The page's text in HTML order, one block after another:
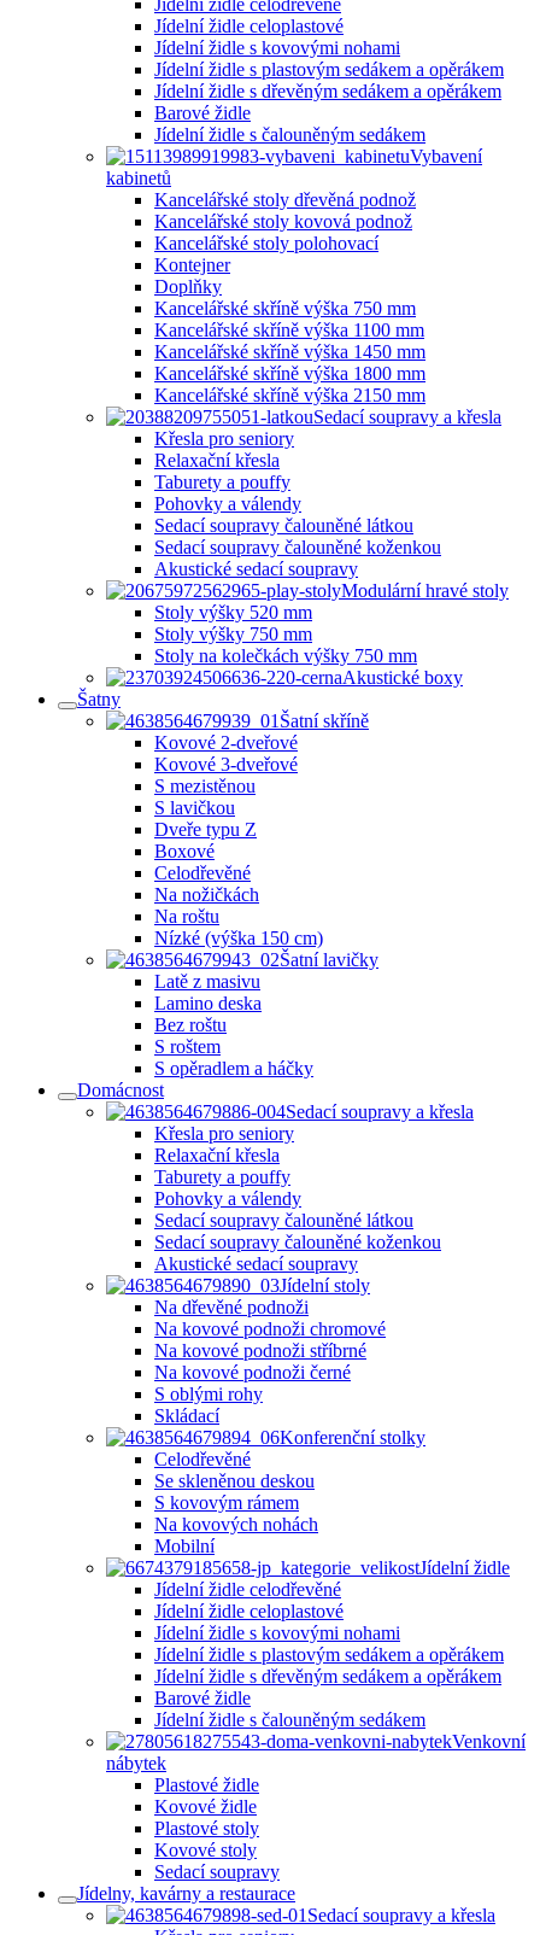
Jídelní židle celodřevěné
Jídelní židle celoplastové
Jídelní židle s kovovými nohami
Jídelní židle s plastovým sedákem a opěrákem
Jídelní židle s dřevěným sedákem a opěrákem
Barové židle
Jídelní židle s čalouněným sedákem
Vybavení
kabinetů
Kancelářské stoly dřevěná podnož
Kancelářské stoly kovová podnož
Kancelářské stoly polohovací
Kontejner
Doplňky
Kancelářské skříně výška 750 mm
Kancelářské skříně výška 1100 mm
Kancelářské skříně výška 1450 mm
Kancelářské skříně výška 1800 mm
Kancelářské skříně výška 2150 mm
Sedací soupravy a křesla
Křesla pro seniory
Relaxační křesla
Taburety a pouffy
Pohovky a válendy
Sedací soupravy čalouněné látkou
Sedací soupravy čalouněné koženkou
Akustické sedací soupravy
Modulární hravé stoly
Stoly výšky 520 mm
Stoly výšky 750 mm
Stoly na kolečkách výšky 750 mm
Akustické boxy
Šatny
Šatní skříně
Kovové 2-dveřové
Kovové 3-dveřové
S mezistěnou
S lavičkou
Dveře typu Z
Boxové
Celodřevěné
Na nožičkách
Na roštu
Nízké (výška 150 cm)
Šatní lavičky
Latě z masivu
Lamino deska
Bez roštu
S roštem
S opěradlem a háčky
Domácnost
Sedací soupravy a křesla
Křesla pro seniory
Relaxační křesla
Taburety a pouffy
Pohovky a válendy
Sedací soupravy čalouněné látkou
Sedací soupravy čalouněné koženkou
Akustické sedací soupravy
Jídelní stoly
Na dřevěné podnoži
Na kovové podnoži chromové
Na kovové podnoži stříbrné
Na kovové podnoži černé
S oblými rohy
Skládací
Konferenční stolky
Celodřevěné
Se skleněnou deskou
S kovovým rámem
Na kovových nohách
Mobilní
Jídelní židle
Jídelní židle celodřevěné
Jídelní židle celoplastové
Jídelní židle s kovovými nohami
Jídelní židle s plastovým sedákem a opěrákem
Jídelní židle s dřevěným sedákem a opěrákem
Barové židle
Jídelní židle s čalouněným sedákem
Venkovní
nábytek
Plastové židle
Kovové židle
Plastové stoly
Kovové stoly
Sedací soupravy
Jídelny, kavárny a restaurace
Sedací soupravy a křesla